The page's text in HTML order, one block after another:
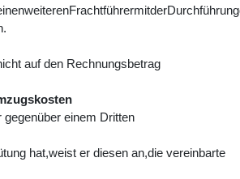
auf den Rechnungsbetrag
gegenüber einem Dritten
hat,weist er diesen an,die vereinbarte